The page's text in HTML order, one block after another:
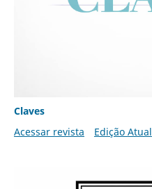
Claves
Acessar revista
Edição Atual